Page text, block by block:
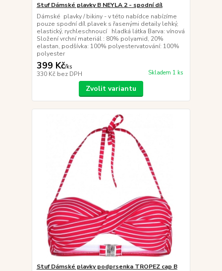
Stuf Dámské plavky B NEYLA 2 - spodní díl
Dámské plavky / bikiny - v této nabídce nabízíme
pouze spodní díl plavek s řasenými detaily lehký,
elastický, rychleschnoucí hladká látka Barva: vínová
Složení vrchní materiál : 80% polyamid, 20%
elastan, podšívka: 100% polyestervatování: 100%
polyester
399 Kč/ks
330 Kč bez DPH Skladem 1 ks
Zvolit variantu
Stuf Dámské plavky podprsenka TROPEZ cap B